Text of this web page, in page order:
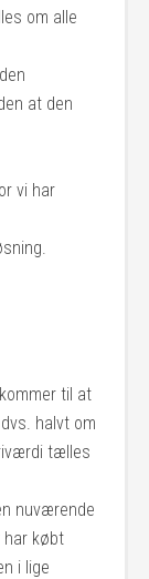
om alle
at den
vi har
til at
halvt om
tælles
nuværende
har købt
i lige